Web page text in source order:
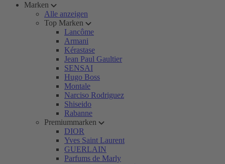
Marken
Alle anzeigen
Top Marken
Lancôme
Armani
Kérastase
Jean Paul Gaultier
SENSAI
Hugo Boss
Montale
Narciso Rodriguez
Shiseido
Rabanne
Premiummarken
DIOR
Yves Saint Laurent
GUERLAIN
Parfums de Marly